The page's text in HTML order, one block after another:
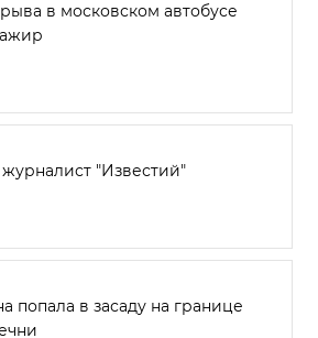
в московском автобусе
"Известий"
попала в засаду на границе